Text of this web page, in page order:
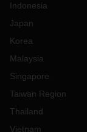
Indonesia
Japan
Korea
Malaysia
Singapore
Taiwan Region
Thailand
Vietnam